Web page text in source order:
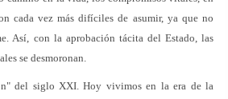
cada vez más difíciles de asumir, ya que no
Así, con la aprobación tácita del Estado, las
se desmoronan.
del siglo XXI. Hoy vivimos en la era de la